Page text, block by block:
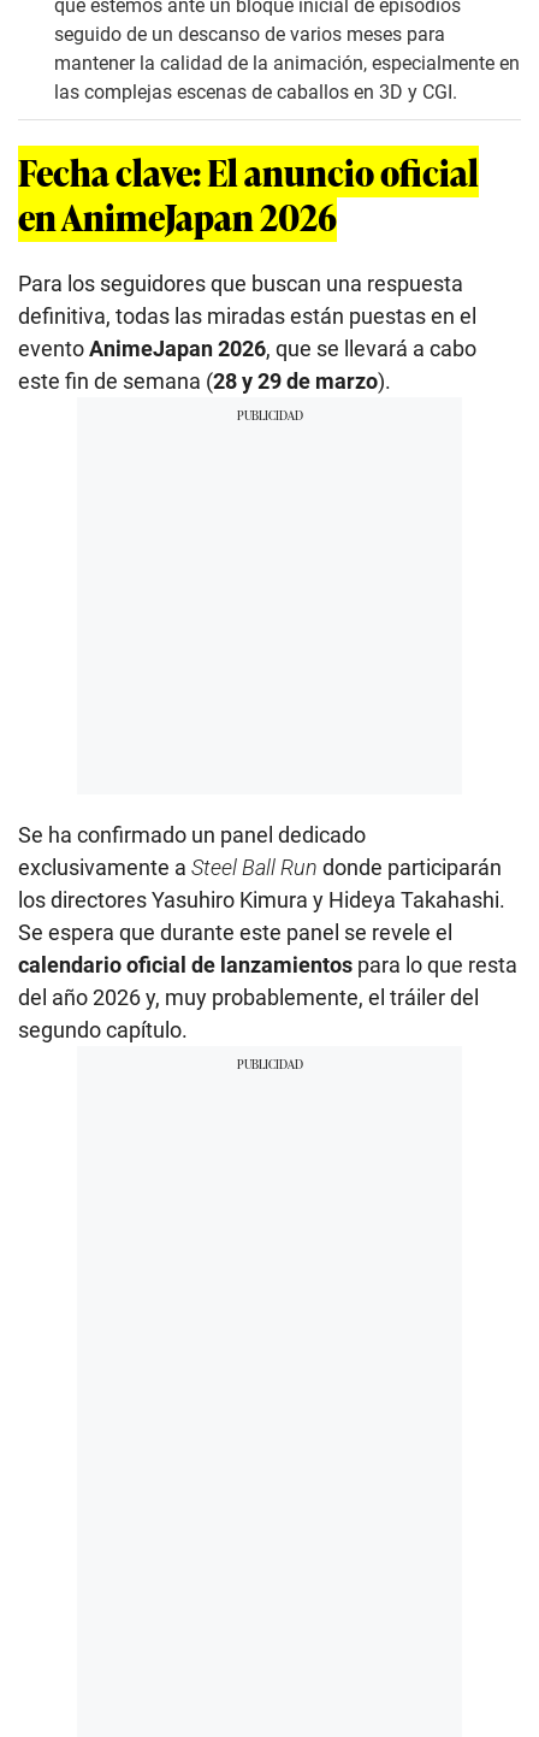
que estemos ante un bloque inicial de episodios
seguido de un descanso de varios meses para
mantener la calidad de la animación, especialmente en
las complejas escenas de caballos en 3D y CGI.
Fecha clave: El anuncio oficial
en AnimeJapan 2026
Para los seguidores que buscan una respuesta
definitiva, todas las miradas están puestas en el
eventoAnimeJapan 2026, que se llevará a cabo
este fin de semana (28 y 29 de marzo).
Se ha confirmado un panel dedicado
exclusivamente a Steel Ball Run donde participarán
los directores Yasuhiro Kimura y Hideya Takahashi.
Se espera que durante este panel se revele el
calendario oficial de lanzamientos para lo que resta
del año 2026 y, muy probablemente, el tráiler del
segundo capítulo.